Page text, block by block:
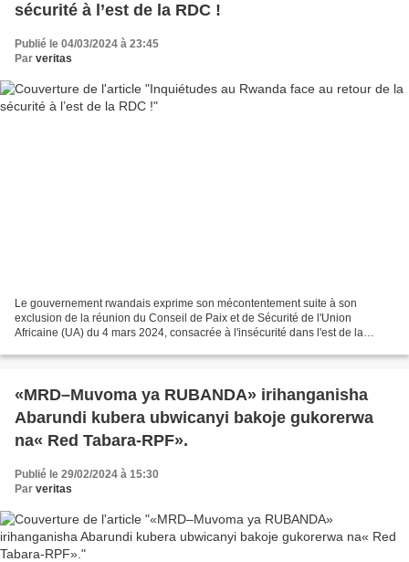
sécurité à l’est de la RDC !
Publié le 04/03/2024 à 23:45
Par veritas
Le gouvernement rwandais exprime son mécontentement suite à son
exclusion de la réunion du Conseil de Paix et de Sécurité de l'Union
Africaine (UA) du 4 mars 2024, consacrée à l'insécurité dans l'est de la
«MRD–Muvoma ya RUBANDA» irihanganisha
Abarundi kubera ubwicanyi bakoje gukorerwa
na« Red Tabara-RPF».
Publié le 29/02/2024 à 15:30
Par veritas